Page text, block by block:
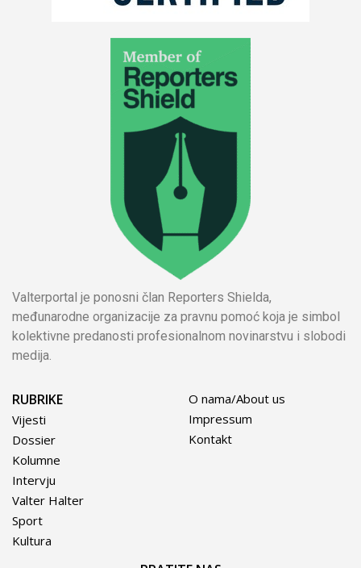
Valterportal je ponosni član Reporters Shielda,
međunarodne organizacije za pravnu pomoć koja je simbol
kolektivne predanosti profesionalnom novinarstvu i slobodi
medija.
RUBRIKE
Vijesti
Dossier
Kolumne
Intervju
Valter Halter
Sport
Kultura
O nama/About us
Impressum
Kontakt